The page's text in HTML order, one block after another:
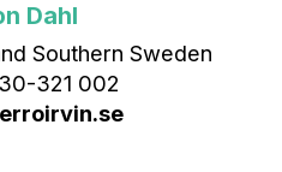
Dahl
Southern Sweden
321 002